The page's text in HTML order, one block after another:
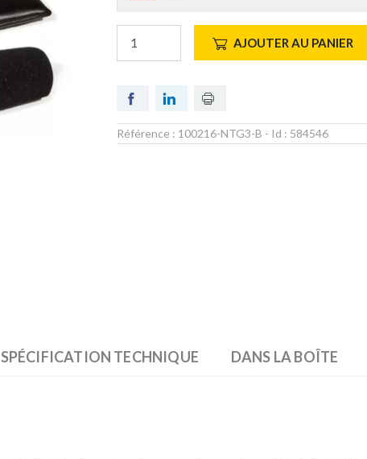
AJOUTER AU PANIER
Référence : 100216-NTG3-B - Id : 584546
SPÉCIFICATION TECHNIQUE DANS LA BOÎTE